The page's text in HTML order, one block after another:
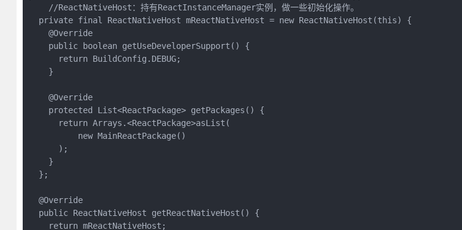
    //ReactNativeHost：持有ReactInstanceManager实例，做一些初始化操作。
  private final ReactNativeHost mReactNativeHost = new ReactNativeHost(this) {
    @Override
    public boolean getUseDeveloperSupport() {
      return BuildConfig.DEBUG;
    }
    @Override
    protected List<ReactPackage> getPackages() {
      return Arrays.<ReactPackage>asList(
          new MainReactPackage()
      );
    }
  };
  @Override
  public ReactNativeHost getReactNativeHost() {
    return mReactNativeHost;